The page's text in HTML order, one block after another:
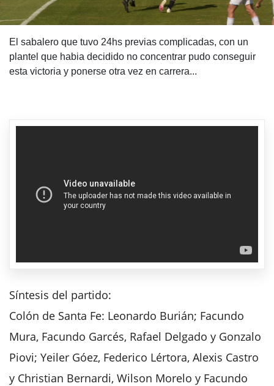
El sabalero que tuvo 24hs previas complicadas, con un
plantel que habia decidido no concentrar pudo conseguir
esta victoria y ponerse otra vez en carrera...
Síntesis del partido:
Colón de Santa Fe: Leonardo Burián; Facundo
Mura, Facundo Garcés, Rafael Delgado y Gonzalo
Piovi; Yeiler Góez, Federico Lértora, Alexis Castro
y Christian Bernardi, Wilson Morelo y Facundo